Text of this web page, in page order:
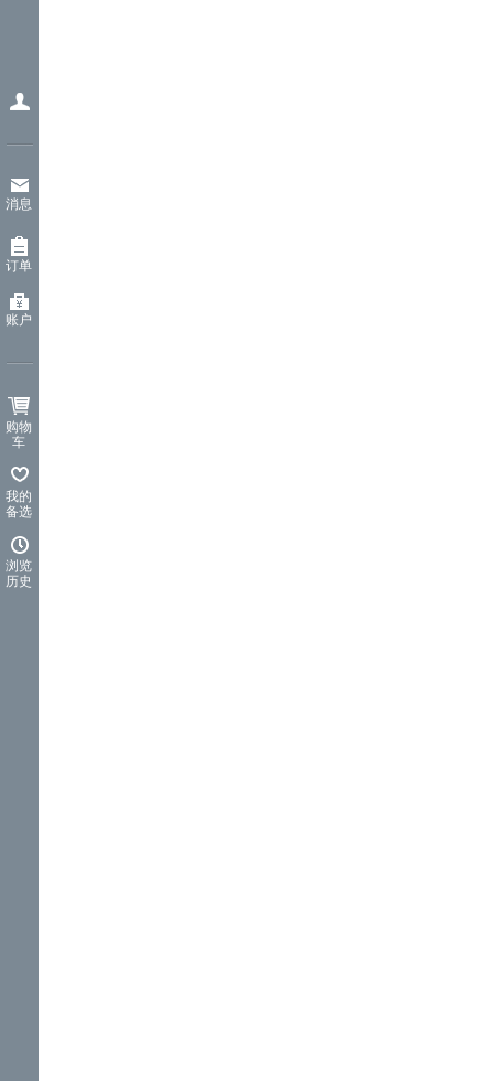
消息
订单
账户
购物
车
我的
备选
浏览
历史